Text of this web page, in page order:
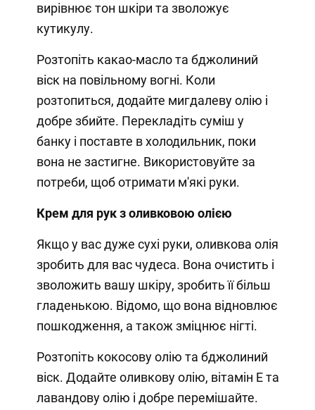
вирівнює тон шкіри та зволожує
кутикулу.
Розтопіть какао-масло та бджолиний
віск на повільному вогні. Коли
розтопиться, додайте мигдалеву олію і
добре збийте. Перекладіть суміш у
банку і поставте в холодильник, поки
вона не застигне. Використовуйте за
потреби, щоб отримати м'які руки.
Крем для рук з оливковою олією
Якщо у вас дуже сухі руки, оливкова олія
зробить для вас чудеса. Вона очистить і
зволожить вашу шкіру, зробить її більш
гладенькою. Відомо, що вона відновлює
пошкодження, а також зміцнює нігті.
Розтопіть кокосову олію та бджолиний
віск. Додайте оливкову олію, вітамін Е та
лавандову олію і добре перемішайте.